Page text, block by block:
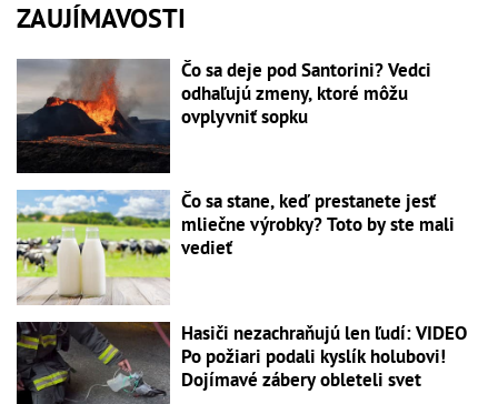
ZAUJÍMAVOSTI
Čo sa deje pod Santorini? Vedci
odhaľujú zmeny, ktoré môžu
ovplyvniť sopku
Čo sa stane, keď prestanete jesť
mliečne výrobky? Toto by ste mali
vedieť
Hasiči nezachraňujú len ľudí: VIDEO
Po požiari podali kyslík holubovi!
Dojímavé zábery obleteli svet